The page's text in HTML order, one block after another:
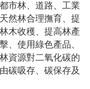
市林、道路、工業
然林合理撫育、提
木收穫、提高林產
、使用綠色產品、
資源對二氧化碳的
碳吸存、碳保存及